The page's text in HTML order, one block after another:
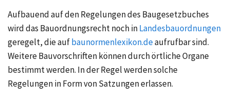
Aufbauend auf den Regelungen des Baugesetzbuches
wird das Bauordnungsrecht noch inLandesbauordnungen
geregelt, die aufbaunormenlexikon.deaufrufbar sind.
Weitere Bauvorschriften können durch örtliche Organe
bestimmt werden. In der Regel werden solche
Regelungen in Form von Satzungen erlassen.